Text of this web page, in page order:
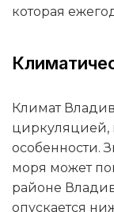
которая
Климат
циркуляцией,
особенности.
моря может
районе
опускается